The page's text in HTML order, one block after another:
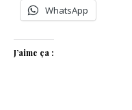
WhatsApp
J’aime ça :